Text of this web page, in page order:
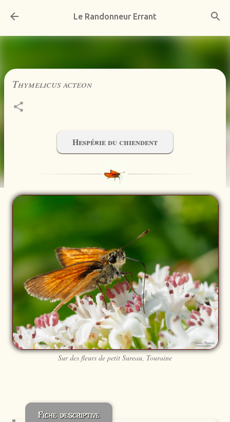
Accéder au contenu principal
Le Randonneur Errant
Thymelicus acteon
Hespérie du chiendent
Sur des fleurs de petit Sureau, Touraine
Fiche descriptive